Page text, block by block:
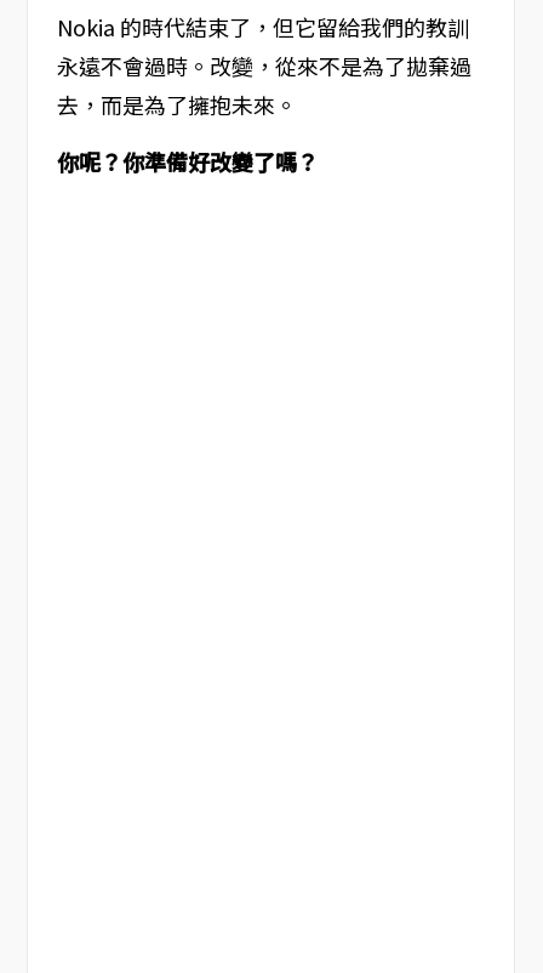
Nokia 的時代結束了，但它留給我們的教訓
永遠不會過時。改變，從來不是為了拋棄過
去，而是為了擁抱未來。
你呢？你準備好改變了嗎？